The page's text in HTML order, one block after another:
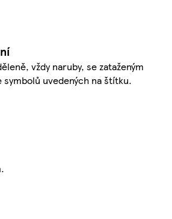
vždy naruby, se zataženým
uvedených na štítku.